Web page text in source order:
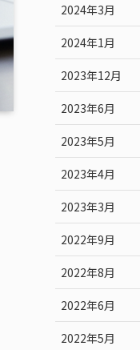
2024年3月
2024年1月
2023年12月
2023年6月
2023年5月
2023年4月
2023年3月
2022年9月
2022年8月
2022年6月
2022年5月